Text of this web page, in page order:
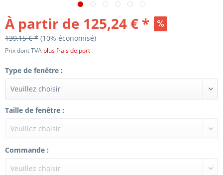
À partir de 125,24 € *
139,15 € * (10% économisé)
Prix dont TVA plus frais de port
Type de fenêtre :
Taille de fenêtre :
Commande :